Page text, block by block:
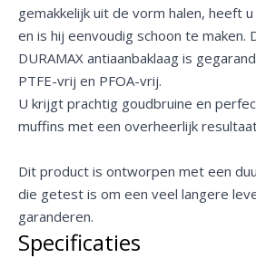
gemakkelijk uit de vorm halen, heeft
en is hij eenvoudig schoon te maken.
DURAMAX antiaanbaklaag is
PTFE-vrij en PFOA-vrij.
U krijgt prachtig goudbruine en
muffins met een overheerlijk
Dit product is ontworpen met een
die getest is om een veel langere
garanderen.
Specificaties